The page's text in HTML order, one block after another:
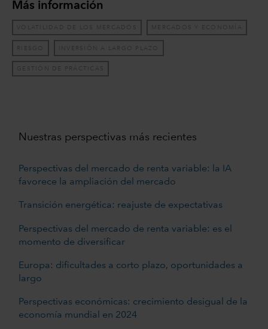
Más información
VOLATILIDAD DE LOS MERCADOS MERCADOS Y ECONOMÍA
RIESGO INVERSIÓN A LARGO PLAZO
GESTIÓN DE PRÁCTICAS
Nuestras perspectivas más recientes
Perspectivas del mercado de renta variable: la IA
favorece la ampliación del mercado
Transición energética: reajuste de expectativas
Perspectivas del mercado de renta variable: es el
momento de diversificar
Europa: dificultades a corto plazo, oportunidades a
largo
Perspectivas económicas: crecimiento desigual de la
economía mundial en 2024